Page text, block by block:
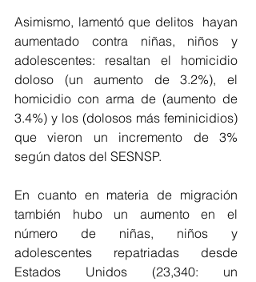
Asimismo, lamentó que delitos  hayan
aumentado contra niñas, niños y
adolescentes: resaltan el homicidio
doloso (un aumento de 3.2%), el
homicidio con arma de (aumento de
3.4%) y los (dolosos más feminicidios)
que vieron un incremento de 3%
según datos del SESNSP.
En cuanto en materia de migración
también hubo un aumento en el
número de niñas, niños y
adolescentes repatriadas desde
Estados Unidos (23,340: un